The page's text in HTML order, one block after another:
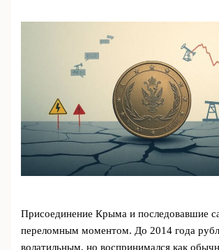
Присоединение Крыма и последовавшие
переломным моментом. До 2014 года
волатильным, но воспринимался как